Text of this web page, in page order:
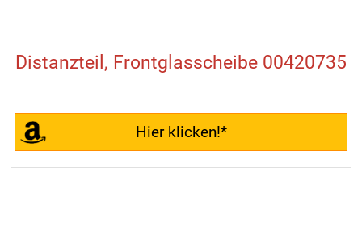
Distanzteil, Frontglasscheibe 00420735
Hier klicken!*